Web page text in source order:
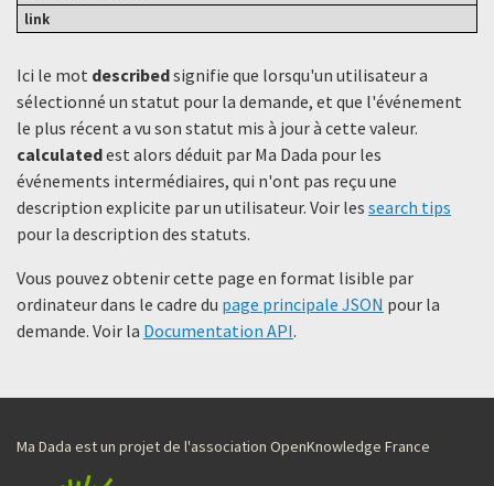
Ici le mot describedsignifie que lorsqu'un utilisateur a
sélectionné un statut ​​pour la demande, et que l'événement
le plus récent a vu son statut mis à jour à cette valeur.
calculatedest alors déduit par Ma Dada pour les
événements intermédiaires, qui n'ont pas reçu une
description explicite par un utilisateur. Voir les search tips
pour la description des statuts.
Vous pouvez obtenir cette page en format lisible par
ordinateur dans le cadre du page principale JSON pour la
demande. Voir la Documentation API.
Ma Dada est un projet de l'association OpenKnowledge France